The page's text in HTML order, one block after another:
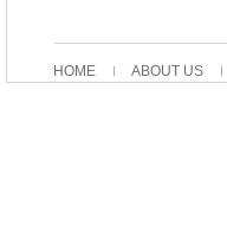
HOME ABOUT US